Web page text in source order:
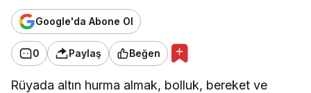
Google'da Abone Ol
0 Paylaş Beğen
Rüyada altın hurma almak, bolluk, bereket ve